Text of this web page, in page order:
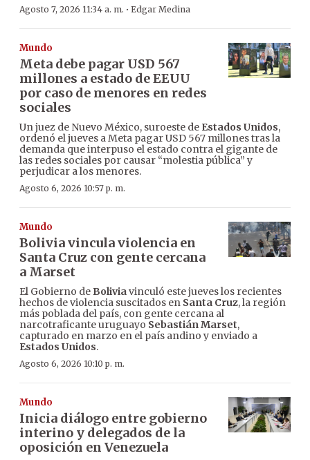
Agosto 7, 2026 11:34 a. m. · Edgar Medina
Mundo
Meta debe pagar USD 567
millones a estado de EEUU
por caso de menores en redes
sociales
Un juez de Nuevo México, suroeste de Estados Unidos,
ordenó el jueves a Meta pagar USD 567 millones tras la
demanda que interpuso el estado contra el gigante de
las redes sociales por causar “molestia pública” y
perjudicar a los menores.
Agosto 6, 2026 10:57 p. m.
Mundo
Bolivia vincula violencia en
Santa Cruz con gente cercana
a Marset
El Gobierno de Boliviavinculó este jueves los recientes
hechos de violencia suscitados en Santa Cruz, la región
más poblada del país, con gente cercana al
narcotraficante uruguayo Sebastián Marset,
capturado en marzo en el país andino y enviado a
Estados Unidos.
Agosto 6, 2026 10:10 p. m.
Mundo
Inicia diálogo entre gobierno
interino y delegados de la
oposición en Venezuela